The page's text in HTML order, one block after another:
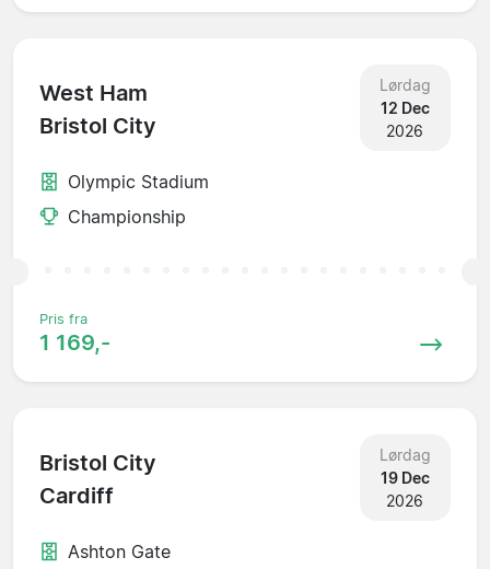
West Ham
Bristol City
Lørdag
12 Dec
2026
Olympic Stadium
Championship
Pris fra
1 169,-
Bristol City
Cardiff
Lørdag
19 Dec
2026
Ashton Gate